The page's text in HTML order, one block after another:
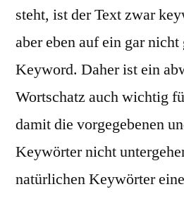
steht, ist der Text zwar
aber eben auf ein gar nicht
Keyword. Daher ist ein
Wortschatz auch wichtig
damit die vorgegebenen
Keywörter nicht
natürlichen Keywörter